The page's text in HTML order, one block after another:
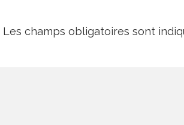
Les champs obligatoires sont